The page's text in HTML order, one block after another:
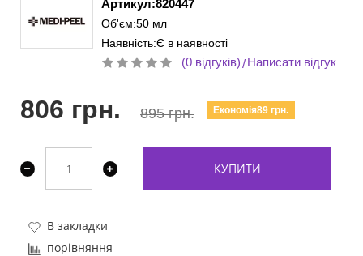
Артикул:820447
Об'єм:50 мл
Наявність:Є в наявності
(0 відгуків)/Написати відгук
806 грн. 895 грн. Економія89 грн.
КУПИТИ
В закладки
порівняння